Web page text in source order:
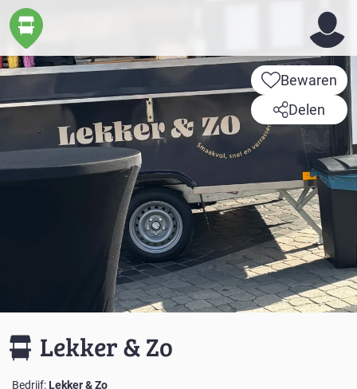
Bewaren
Delen
Lekker & Zo
Bedrijf: Lekker & Zo